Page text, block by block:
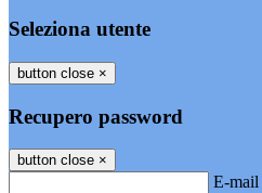
Seleziona utente
button close ×
Recupero password
button close ×
E-mail